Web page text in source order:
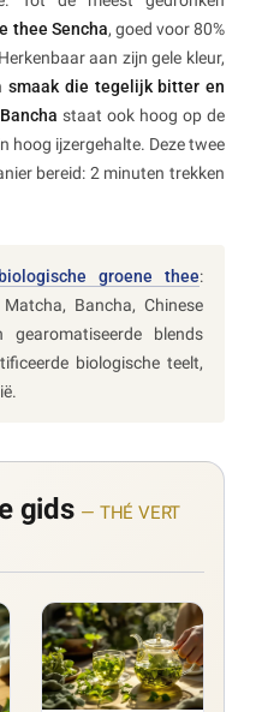
thee Sencha, goed voor 80%
aan zijn gele kleur,
smaak die tegelijk bitter en
staat ook hoog op de
hoog ijzergehalte. Deze twee
bereid: 2 minuten trekken
biologische groene thee:
Bancha, Chinese
blends
biologische teelt,
gids — THÉ VERT